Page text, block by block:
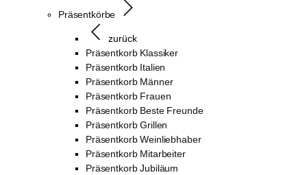
Präsentkörbe
zurück
Präsentkorb Klassiker
Präsentkorb Italien
Präsentkorb Männer
Präsentkorb Frauen
Präsentkorb Beste Freunde
Präsentkorb Grillen
Präsentkorb Weinliebhaber
Präsentkorb Mitarbeiter
Präsentkorb Jubiläum